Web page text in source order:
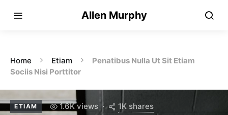
Allen Murphy
Home Etiam
Penatibus Nulla Ut Sit Etiam
Sociis Nisi Porttitor
ETIAM 1.6K views 1K shares